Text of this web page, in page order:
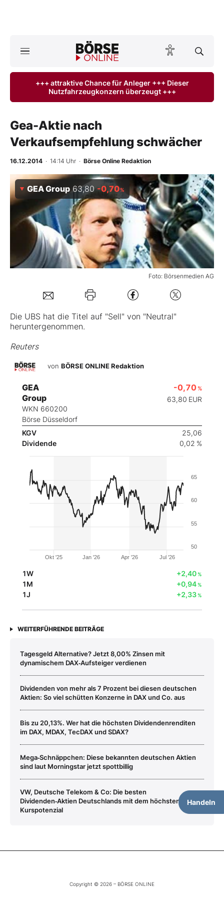
ktuelle Ausgabe BÖRSE ONLINE lesen
Anlageprodukte
Finanz-Check
BO-Musterdepots
Experten
Mein B:O
Kontakt
+++ attraktive Chance für Anleger +++ Dieser
Nutzfahrzeugkonzern überzeugt +++
Gea-Aktie nach
Verkaufsempfehlung schwächer
16.12.2014 · 14:14 Uhr · Börse Online Redaktion
Foto: Börsenmedien AG
GEA Group 63,80 -0,70%
Die UBS hat die Titel auf "Sell" von "Neutral"
heruntergenommen.
Reuters
von BÖRSE ONLINE Redaktion
GEA
Group
WKN 660200
Börse Düsseldorf
-0,70 %
63,80 EUR
KGV
25,06
Dividende
0,02 %
Handeln
Okt '25 Jan '26 Apr '26 Jul '26
50
55
60
65
1W +2,40%
1M +0,94%
1J +2,33%
WEITERFÜHRENDE BEITRÄGE
Tagesgeld Alternative? Jetzt 8,00% Zinsen mit
dynamischem DAX‑Aufsteiger verdienen
Dividenden von mehr als 7 Prozent bei diesen deutschen
Aktien: So viel schütten Konzerne in DAX und Co. aus
Bis zu 20,13%. Wer hat die höchsten Dividendenrenditen
im DAX, MDAX, TecDAX und SDAX?
Mega‑Schnäppchen: Diese bekannten deutschen Aktien
sind laut Morningstar jetzt spottbillig
VW, Deutsche Telekom & Co: Die besten
Dividenden‑Aktien Deutschlands mit dem höchsten
Kurspotenzial
Copyright © 2026 – BÖRSE ONLINE